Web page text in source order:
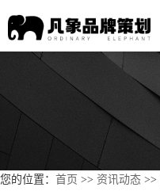
您的位置： 首页 >> 资讯动态 >>